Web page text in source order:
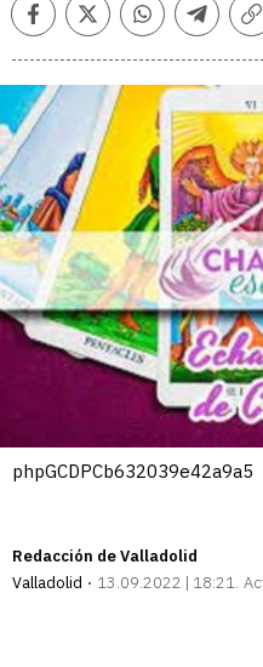
FacebookTwitterWhatsapp
phpGCDPCb632039e42a9a5
Redacción de Valladolid
Valladolid
13.09.2022 | 18:21